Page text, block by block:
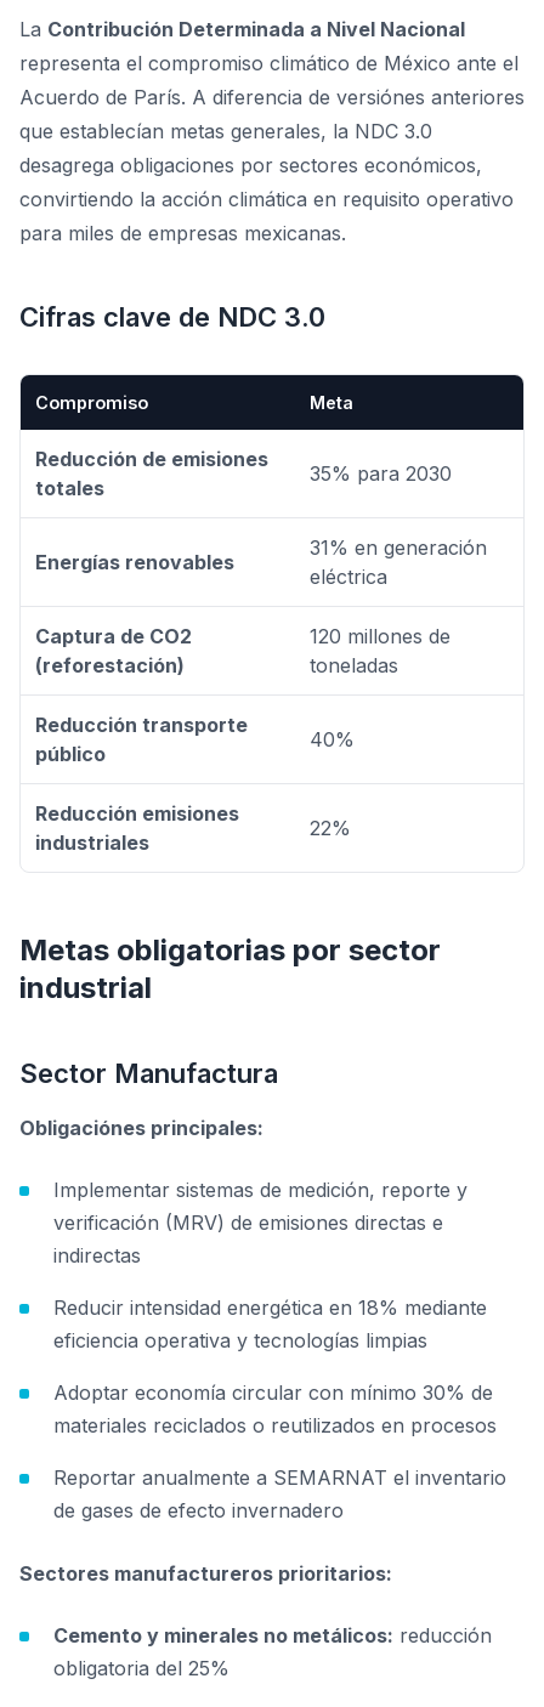
La Contribución Determinada a Nivel Nacional
representa el compromiso climático de México ante el
Acuerdo de París. A diferencia de versiónes anteriores
que establecían metas generales, la NDC 3.0
desagrega obligaciones por sectores económicos,
convirtiendo la acción climática en requisito operativo
para miles de empresas mexicanas.
Cifras clave de NDC 3.0
Compromiso Meta
Reducción de emisiones
totales
35% para 2030
Energías renovables
31% en generación
eléctrica
Captura de CO2
(reforestación)
120 millones de
toneladas
Reducción transporte
público
40%
Reducción emisiones
industriales
22%
Metas obligatorias por sector
industrial
Sector Manufactura
Obligaciónes principales:
Implementar sistemas de medición, reporte y
verificación (MRV) de emisiones directas e
indirectas
Reducir intensidad energética en 18% mediante
eficiencia operativa y tecnologías limpias
Adoptar economía circular con mínimo 30% de
materiales reciclados o reutilizados en procesos
Reportar anualmente a SEMARNAT el inventario
de gases de efecto invernadero
Sectores manufactureros prioritarios:
Cemento y minerales no metálicos: reducción
obligatoria del 25%